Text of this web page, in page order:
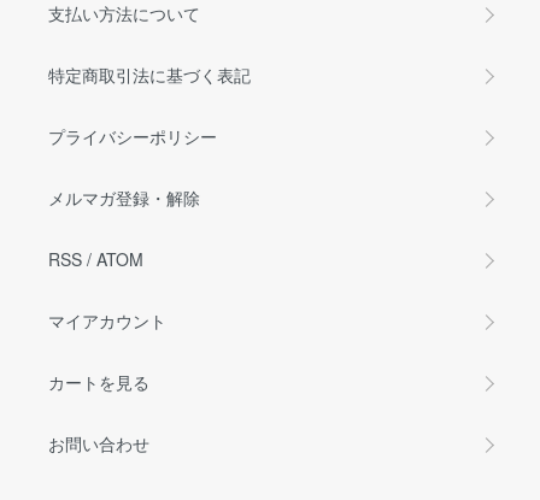
支払い方法について
特定商取引法に基づく表記
プライバシーポリシー
メルマガ登録・解除
RSS / ATOM
マイアカウント
カートを見る
お問い合わせ